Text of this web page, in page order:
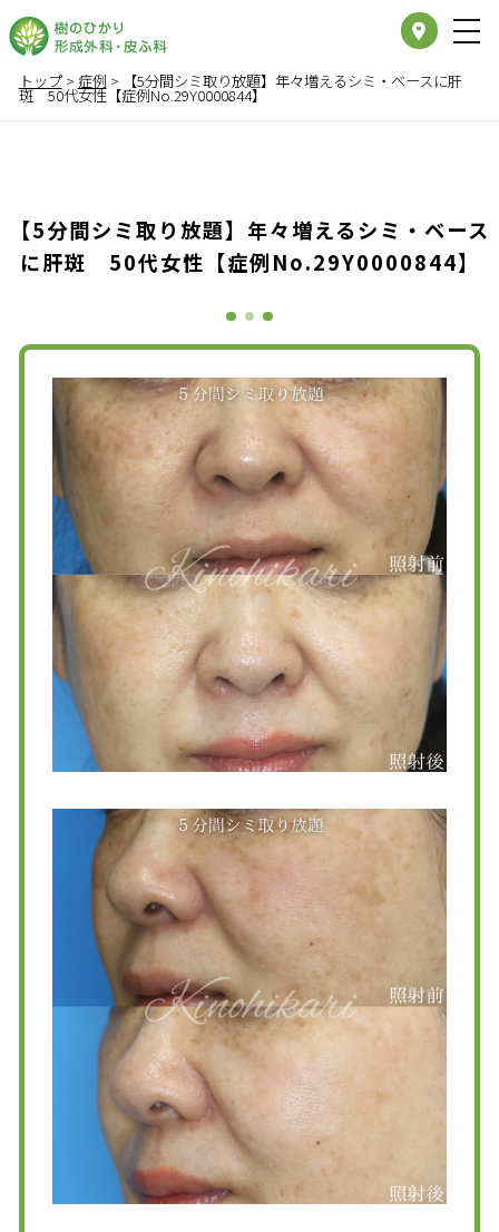
place
トップ> 症例 > 【5分間シミ取り放題】年々増えるシミ・ベースに肝
斑 50代女性【症例No.29Y0000844】
【5分間シミ取り放題】年々増えるシミ・ベース
に肝斑 50代女性【症例No.29Y0000844】